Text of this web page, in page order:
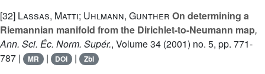
[32] Lassas, Matti; Uhlmann, Gunther On determining a
Riemannian manifold from the Dirichlet-to-Neumann map,
Ann. Sci. Éc. Norm. Supér., Volume 34 (2001) no. 5, pp. 771-
787 |
MR | DOI | Zbl